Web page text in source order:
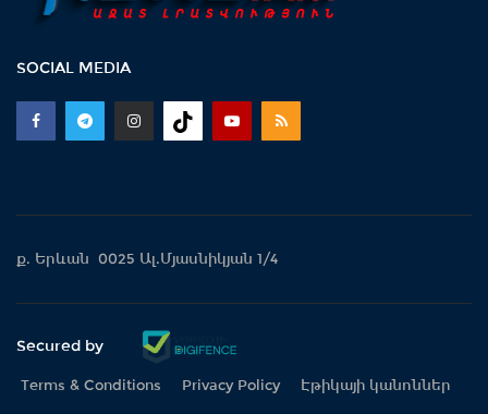
SOCIAL MEDIA
ք. Երևան 0025 Ալ.Մյասնիկյան 1/4
Secured by
Terms & Conditions Privacy Policy Էթիկայի կանոններ